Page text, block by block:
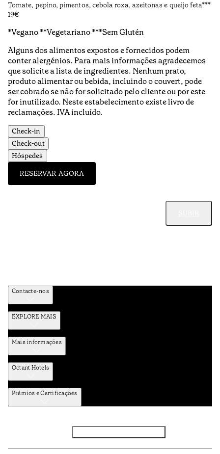
Tomate, pepino, pimentos, cebola roxa, azeitonas e queijo feta***
19€
*Vegano **Vegetariano ***Sem Glutén
Alguns dos alimentos expostos e fornecidos podem
conter alergénios. Para mais informações agradecemos
que solicite a lista de ingredientes. Nenhum prato,
produto alimentar ou bebida, incluindo o couvert, pode
ser cobrado se não for solicitado pelo cliente ou por este
for inutilizado. Neste estabelecimento existe livro de
reclamações. IVA incluído.
Check-in
Check-out
Hóspedes
RESERVAR AGORA
Contacte-nos
EXPLORE MAIS
Mais informações
Octant Hotels
Prémios e Certificações